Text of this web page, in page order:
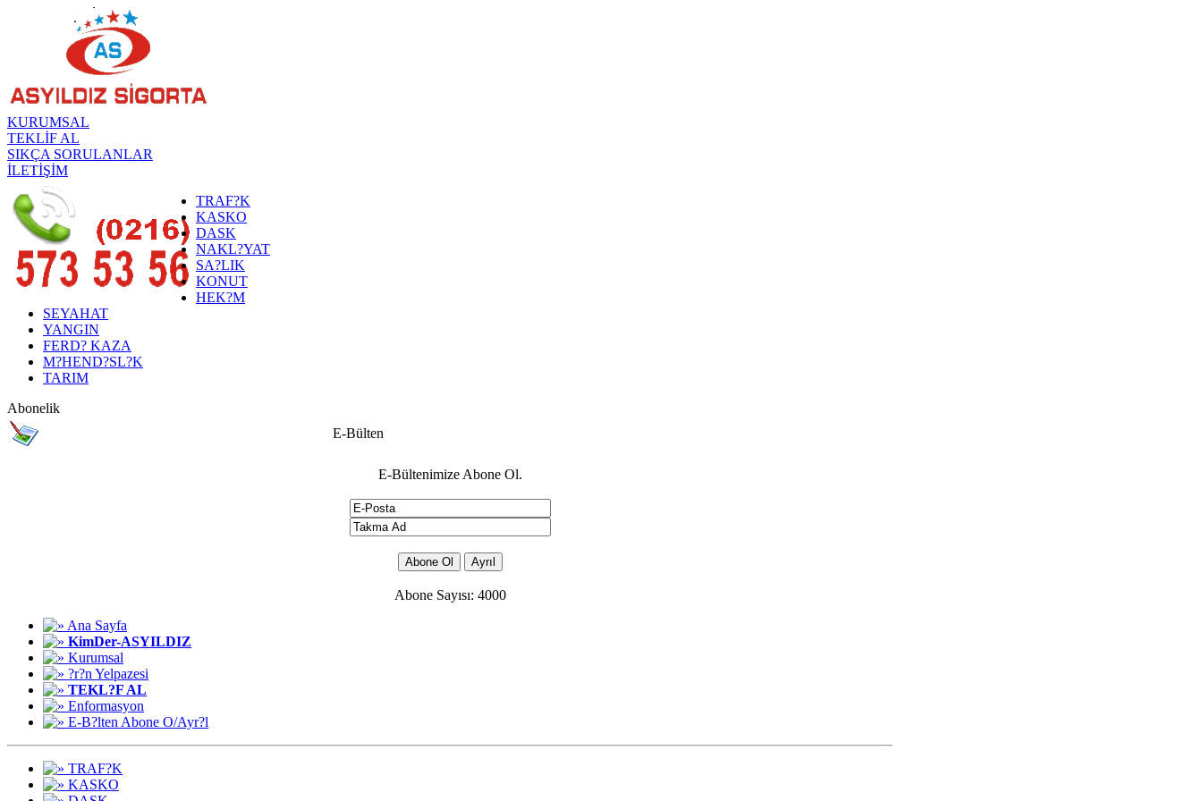
KURUMSAL
TEKLİF AL
SIKÇA SORULANLAR
İLETİŞİM
TRAF?K
KASKO
DASK
NAKL?YAT
SA?LIK
KONUT
HEK?M
SEYAHAT
YANGIN
FERD? KAZA
M?HEND?SL?K
TARIM
Abonelik
E-Bülten
E-Bültenimize Abone Ol.
Abone Sayısı: 4000
Ana Sayfa
KimDer-ASYILDIZ
Kurumsal
?r?n Yelpazesi
TEKL?F AL
Enformasyon
E-B?lten Abone O/Ayr?l
TRAF?K
KASKO